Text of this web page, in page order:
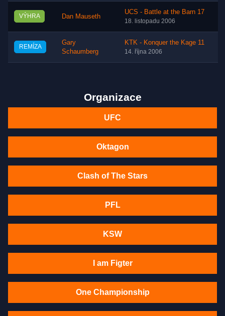
VÝHRA Dan Mauseth
UCS - Battle at the Barn 17
18. listopadu 2006
REMÍZA
Gary
Schaumberg
KTK - Konquer the Kage 11
14. října 2006
Organizace
UFC
Oktagon
Clash of The Stars
PFL
KSW
I am Figter
One Championship